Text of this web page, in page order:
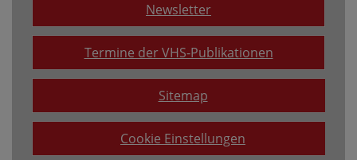
Newsletter
Termine der VHS-Publikationen
Sitemap
Cookie Einstellungen